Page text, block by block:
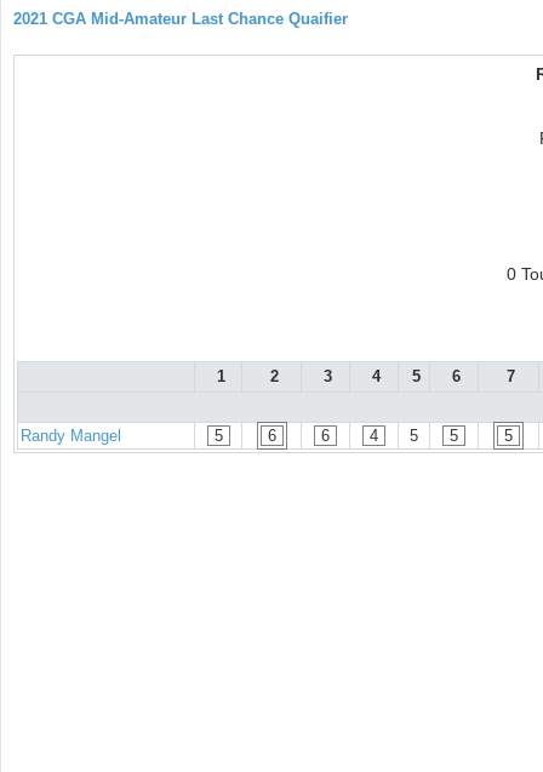
2021 CGA Mid-Amateur Last Chance Quaifier
0
1 2 3 4 5 6 7
Randy Mangel 5 6 6 4 5 5 5